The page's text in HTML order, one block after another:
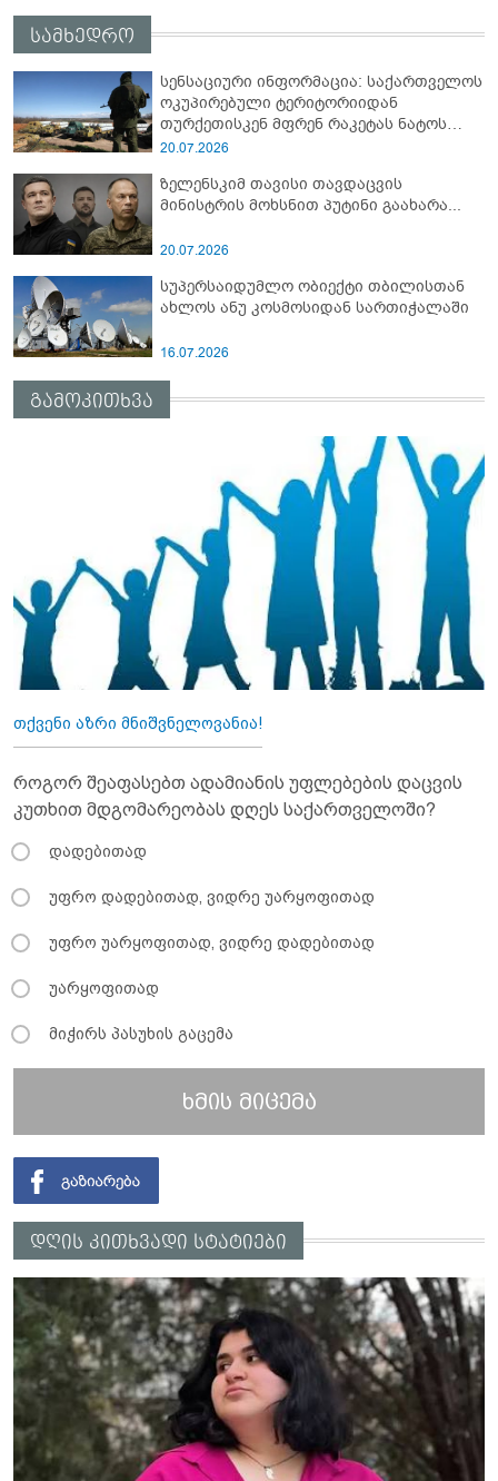
სამხედრო
სენსაციური ინფორმაცია: საქართველოს
ოკუპირებული ტერიტორიიდან
თურქეთისკენ მფრენ რაკეტას ნატოს
სამიტი კინაღამ ჩაუშლია
20.07.2026
ზელენსკიმ თავისი თავდაცვის
მინისტრის მოხსნით პუტინი გაახარა...
20.07.2026
სუპერსაიდუმლო ობიექტი თბილისთან
ახლოს ანუ კოსმოსიდან სართიჭალაში
16.07.2026
გამოკითხვა
თქვენი აზრი მნიშვნელოვანია!
როგორ შეაფასებთ ადამიანის უფლებების დაცვის
კუთხით მდგომარეობას დღეს საქართველოში?
დადებითად
უფრო დადებითად, ვიდრე უარყოფითად
უფრო უარყოფითად, ვიდრე დადებითად
უარყოფითად
მიჭირს პასუხის გაცემა
ხმის მიცემა
დღის კითხვადი სტატიები